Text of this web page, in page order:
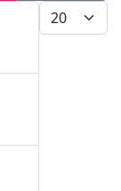
Кол-во